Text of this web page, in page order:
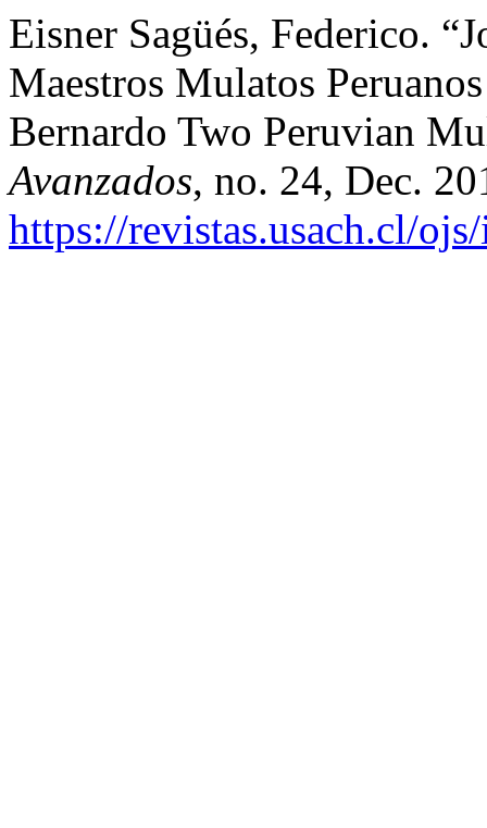
Eisner Sagüés, Federico.
Maestros Mulatos
Bernardo Two Peruvian
Avanzados, no. 24, Dec.
https://revistas.usach.cl/